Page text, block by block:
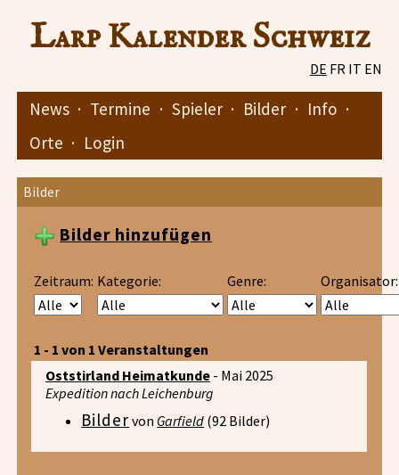
Larp Kalender Schweiz
DE FR IT EN
News · Termine · Spieler · Bilder · Info ·
Orte · Login
Bilder
Bilder hinzufügen
Zeitraum: Kategorie: Genre: Organisator:
1 - 1 von 1 Veranstaltungen
Oststirland Heimatkunde - Mai 2025
Expedition nach Leichenburg
Bildervon Garfield (92 Bilder)